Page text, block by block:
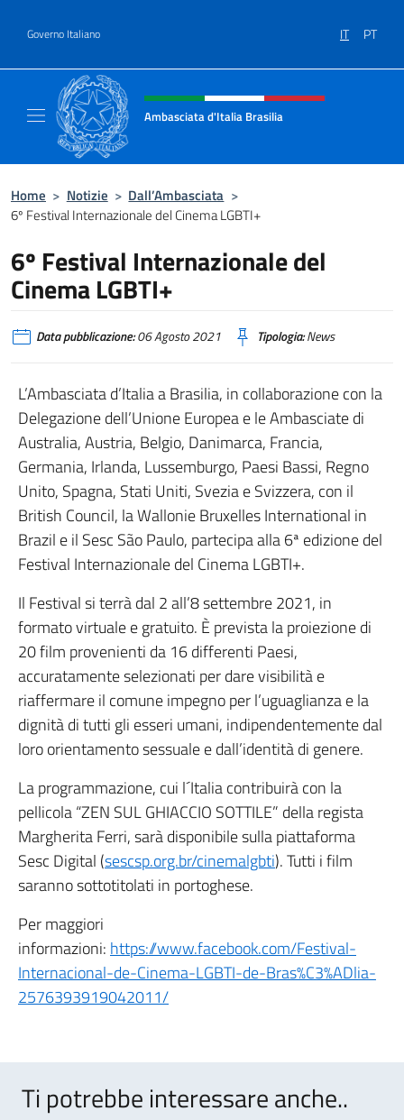
Governo Italiano IT PT
Intestazione sito, social e menù
Ambasciata d'Italia Brasilia
Home > Notizie > Dall’Ambasciata >
6º Festival Internazionale del Cinema LGBTI+
6º Festival Internazionale del
Cinema LGBTI+
Data pubblicazione:06 Agosto 2021 Tipologia:News
L’Ambasciata d’Italia a Brasilia, in collaborazione con la
Delegazione dell’Unione Europea e le Ambasciate di
Australia, Austria, Belgio, Danimarca, Francia,
Germania, Irlanda, Lussemburgo, Paesi Bassi, Regno
Unito, Spagna, Stati Uniti, Svezia e Svizzera, con il
British Council, la Wallonie Bruxelles International in
Brazil e il Sesc São Paulo, partecipa alla 6ª edizione del
Festival Internazionale del Cinema LGBTI+.
Il Festival si terrà dal 2 all’8 settembre 2021, in
formato virtuale e gratuito. È prevista la proiezione di
20 film provenienti da 16 differenti Paesi,
accuratamente selezionati per dare visibilità e
riaffermare il comune impegno per l’uguaglianza e la
dignità di tutti gli esseri umani, indipendentemente dal
loro orientamento sessuale e dall’identità di genere.
La programmazione, cui l´Italia contribuirà con la
pellicola “ZEN SUL GHIACCIO SOTTILE” della regista
Margherita Ferri, sarà disponibile sulla piattaforma
Sesc Digital (sescsp.org.br/cinemalgbti). Tutti i film
saranno sottotitolati in portoghese.
Per maggiori
informazioni: https://www.facebook.com/Festival-
Internacional-de-Cinema-LGBTI-de-Bras%C3%ADlia-
2576393919042011/
Ti potrebbe interessare anche..